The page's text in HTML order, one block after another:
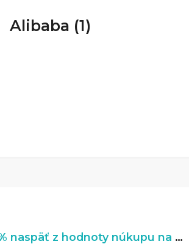
Alibaba (1)
3,075% naspäť z hodnoty núkupu na Alibaba.com